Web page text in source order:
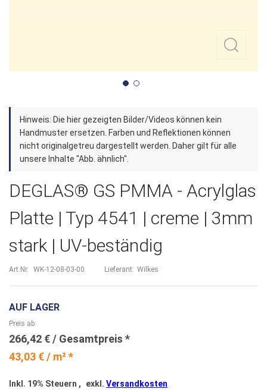
Zum
Anfang
der
Bildergalerie
Hinweis: Die hier gezeigten Bilder/Videos können kein
Handmuster ersetzen. Farben und Reflektionen können
nicht originalgetreu dargestellt werden. Daher gilt für alle
unsere Inhalte "Abb. ähnlich".
DEGLAS® GS PMMA - Acrylglas
Platte | Typ 4541 | creme | 3mm
stark | UV-beständig
Art.Nr. WK-12-08-03-00 Lieferant: Wilkes
AUF LAGER
43,03 € / m² *
Preis ab
266,42 €
Inkl. 19% Steuern , exkl. Versandkosten